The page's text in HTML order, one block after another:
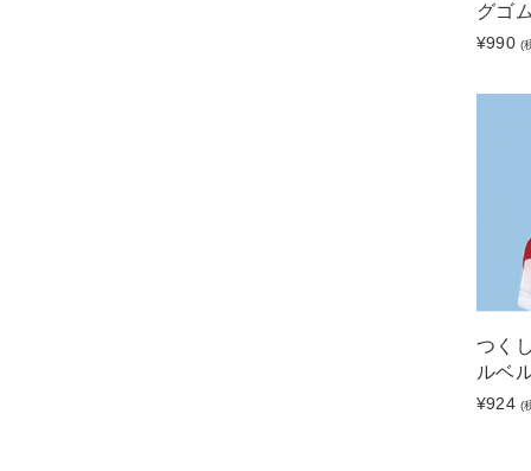
グゴ
¥990 (
つく
ルベ
¥924 (